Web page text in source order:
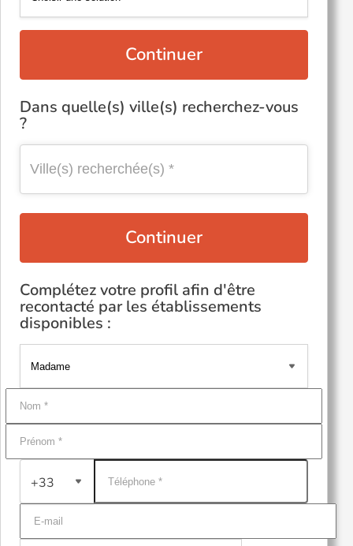
Continuer
Dans quelle(s) ville(s) recherchez-vous
?
Continuer
Complétez votre profil afin d'être
recontacté par les établissements
disponibles :
+33